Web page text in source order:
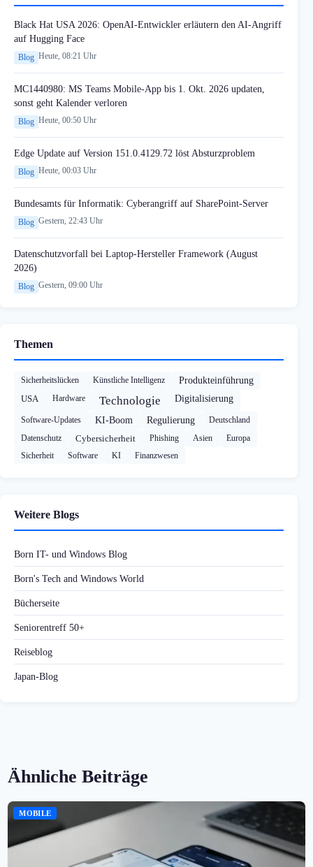
Black Hat USA 2026: OpenAI-Entwickler erläutern den AI-Angriff
auf Hugging Face
Blog Heute, 08:21 Uhr
MC1440980: MS Teams Mobile-App bis 1. Okt. 2026 updaten,
sonst geht Kalender verloren
Blog Heute, 00:50 Uhr
Edge Update auf Version 151.0.4129.72 löst Absturzproblem
Blog Heute, 00:03 Uhr
Bundesamts für Informatik: Cyberangriff auf SharePoint-Server
Blog Gestern, 22:43 Uhr
Datenschutzvorfall bei Laptop-Hersteller Framework (August
2026)
Blog Gestern, 09:00 Uhr
Themen
Sicherheitslücken Künstliche Intelligenz
Produkteinführung
USA
Hardware Technologie Digitalisierung
Software-Updates KI-Boom Regulierung
Deutschland
Datenschutz
Cybersicherheit Phishing Asien
Europa
Sicherheit
Software KI Finanzwesen
Weitere Blogs
Born IT- und Windows Blog
Born's Tech and Windows World
Bücherseite
Seniorentreff 50+
Reiseblog
Japan-Blog
Ähnliche Beiträge
MOBILE